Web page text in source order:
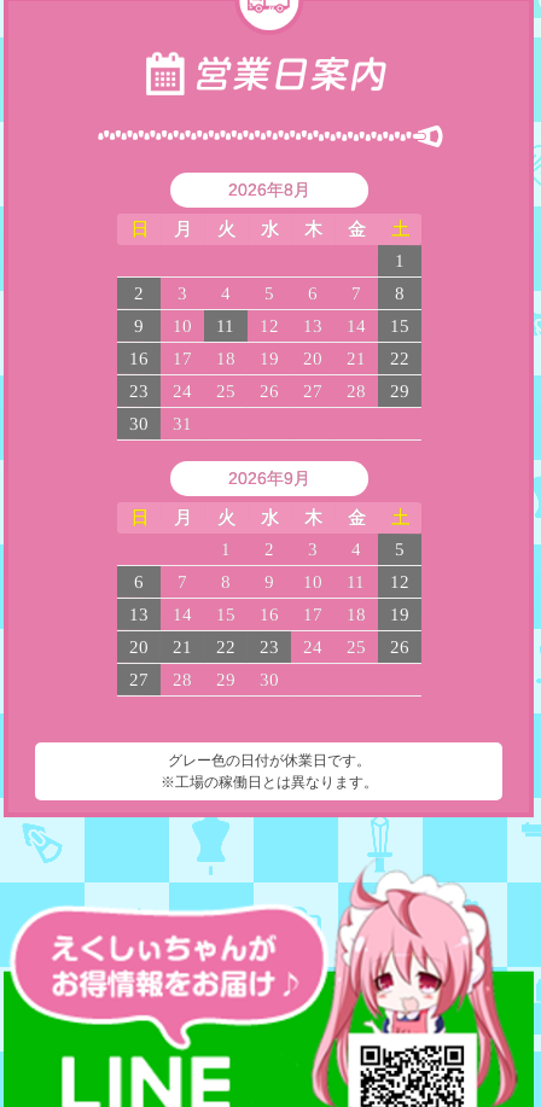
2026年8月
日 月 火 水 木 金 土
1
2
3 4 5 6 7
8
9
10 11 12 13 14
15
16
17 18 19 20 21 22
23 24 25 26 27 28 29
30 31
2026年9月
日 月 火 水 木 金 土
1 2 3 4
5
6
7 8 9 10 11
12
13
14 15 16 17 18
19
20
21 22 23 24 25
26
27
28 29 30
グレー色の日付が休業日です。
※工場の稼働日とは異なります。